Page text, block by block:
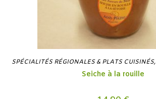
SPÉCIALITÉS RÉGIONALES & PLATS CUISINÉS,
Seiche à la rouille